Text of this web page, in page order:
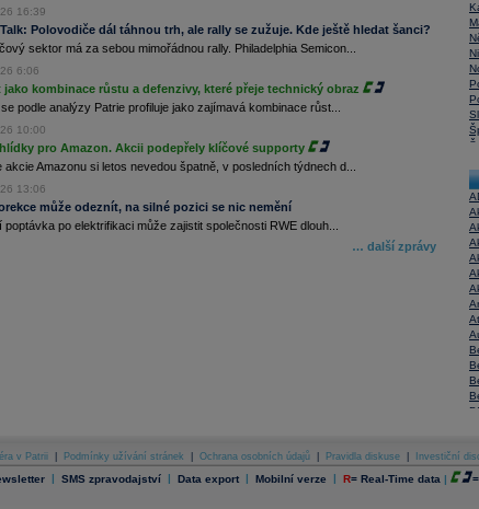
16:39
Polovodiče dál táhnou trh, ale rally se zužuje. Kde ještě hledat šanci?
sektor má za sebou mimořádnou rally. Philadelphia Semicon...
6:06
jako kombinace růstu a defenzivy, které přeje technický obraz
podle analýzy Patrie profiluje jako zajímavá kombinace růst...
10:00
pro Amazon. Akcii podepřely klíčové supporty
akcie Amazonu si letos nevedou špatně, v posledních týdnech d...
13:06
může odeznít, na silné pozici se nic nemění
poptávka po elektrifikaci může zajistit společnosti RWE dlouh...
… další zprávy
v Patrii Podmínky užívání stránek Ochrana osobních údajů Pravidla diskuse Investiční
| SMS zpravodajství | Data export | Mobilní verze | R= Real-Time data | =